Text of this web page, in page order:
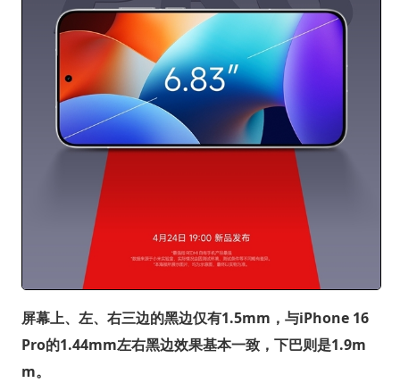
屏幕上、左、右三边的黑边仅有1.5mm，与iPhone 16
Pro的1.44mm左右黑边效果基本一致，下巴则是1.9m
m。